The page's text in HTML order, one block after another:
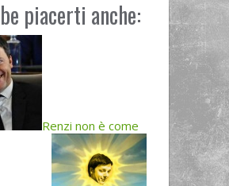
piacerti anche:
Renzi non è come